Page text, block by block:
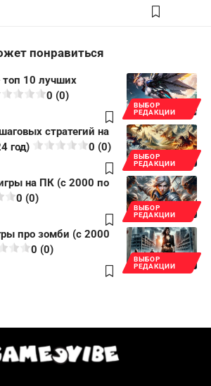
понравиться
ВЫБОР
РЕДАКЦИИ
10 лучших
0 (0)
ВЫБОР
РЕДАКЦИИ
стратегий на
год)
0 (0)
ВЫБОР
РЕДАКЦИИ
на ПК (с 2000 по
0 (0)
ВЫБОР
РЕДАКЦИИ
про зомби (с 2000
0 (0)